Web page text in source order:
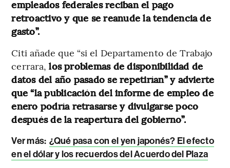
empleados federales reciban el pago
retroactivo y que se reanude la tendencia de
gasto”.
Citi añade que “si el Departamento de Trabajo
cerrara,los problemas de disponibilidad de
datos del año pasado se repetirían” y advierte
que “la publicación del informe de empleo de
enero podría retrasarse y divulgarse poco
después de la reapertura del gobierno”.
Ver más: ¿Qué pasa con el yen japonés? El efecto
en el dólar y los recuerdos del Acuerdo del Plaza